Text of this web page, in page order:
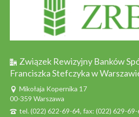
Związek Rewizyjny Banków
Franciszka Stefczyka w
Mikołaja Kopernika 17
00-359 Warszawa
tel. (022) 622-69-64, fax: (022) 629-69-